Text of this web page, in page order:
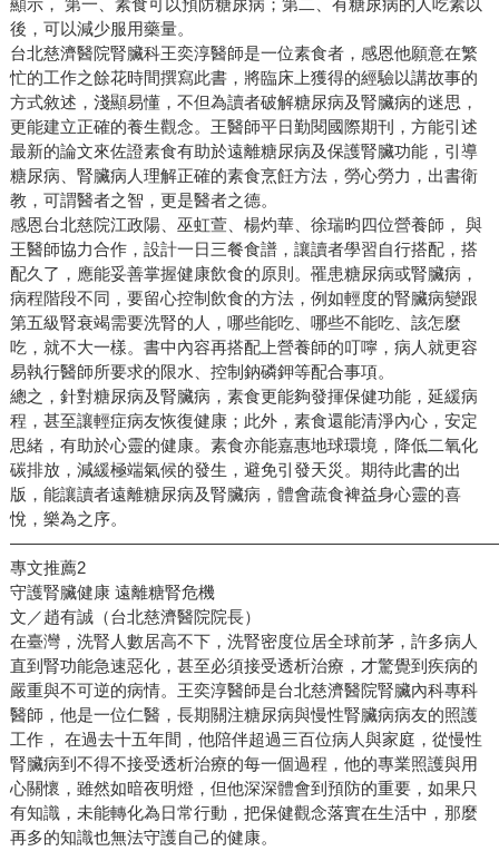
顯示， 第一、素食可以預防糖尿病；第二、有糖尿病的人吃素以
後，可以減少服用藥量。
台北慈濟醫院腎臟科王奕淳醫師是一位素食者，感恩他願意在繁
忙的工作之餘花時間撰寫此書，將臨床上獲得的經驗以講故事的
方式敘述，淺顯易懂，不但為讀者破解糖尿病及腎臟病的迷思，
更能建立正確的養生觀念。王醫師平日勤閱國際期刊，方能引述
最新的論文來佐證素食有助於遠離糖尿病及保護腎臟功能，引導
糖尿病、腎臟病人理解正確的素食烹飪方法，勞心勞力，出書衛
教，可謂醫者之智，更是醫者之德。
感恩台北慈院江政陽、巫虹萱、楊灼華、徐瑞昀四位營養師， 與
王醫師協力合作，設計一日三餐食譜，讓讀者學習自行搭配，搭
配久了，應能妥善掌握健康飲食的原則。罹患糖尿病或腎臟病，
病程階段不同，要留心控制飲食的方法，例如輕度的腎臟病變跟
第五級腎衰竭需要洗腎的人，哪些能吃、哪些不能吃、該怎麼
吃，就不大一樣。書中內容再搭配上營養師的叮嚀，病人就更容
易執行醫師所要求的限水、控制鈉磷鉀等配合事項。
總之，針對糖尿病及腎臟病，素食更能夠發揮保健功能，延緩病
程，甚至讓輕症病友恢復健康；此外，素食還能清淨內心，安定
思緒，有助於心靈的健康。素食亦能嘉惠地球環境，降低二氧化
碳排放，減緩極端氣候的發生，避免引發天災。期待此書的出
版，能讓讀者遠離糖尿病及腎臟病，體會蔬食裨益身心靈的喜
悅，樂為之序。
專文推薦2
守護腎臟健康 遠離糖腎危機
文／趙有誠（台北慈濟醫院院長）
在臺灣，洗腎人數居高不下，洗腎密度位居全球前茅，許多病人
直到腎功能急速惡化，甚至必須接受透析治療，才驚覺到疾病的
嚴重與不可逆的病情。王奕淳醫師是台北慈濟醫院腎臟內科專科
醫師，他是一位仁醫，長期關注糖尿病與慢性腎臟病病友的照護
工作， 在過去十五年間，他陪伴超過三百位病人與家庭，從慢性
腎臟病到不得不接受透析治療的每一個過程，他的專業照護與用
心關懷，雖然如暗夜明燈，但他深深體會到預防的重要，如果只
有知識，未能轉化為日常行動，把保健觀念落實在生活中，那麼
再多的知識也無法守護自己的健康。